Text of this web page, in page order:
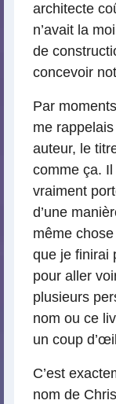
architecte
n’avait la
de
concevoir
Par
me rappelais
auteur, le
comme ça. Il
vraiment
d’une
même
que je finirai
pour aller
plusieurs
nom ou ce
un coup
C’est
nom de